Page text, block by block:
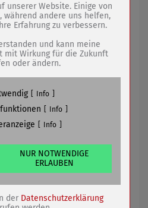
Cookie
dieser Website (Wenko-
GmbH & Co. KG)
Kontaktformular / SPAM
Entscheidungscookie
dieser Website (Wenko-
GmbH & Co. KG)
die Einstellungen der Besucher
der Speicherung von Cookies.
unserer Website. Einige von
während andere uns helfen,
Erfahrung zu verbessern.
und kann meine
mit Wirkung für die Zukunft
oder ändern.
Info
Info
Info
NUR NOTWENDIGE
ERLAUBEN
der Datenschutzerklärung